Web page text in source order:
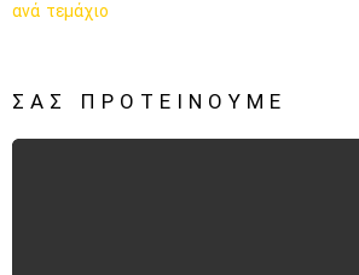
ΣΑΣ ΠΡΟΤΕΊΝΟΥΜΕ